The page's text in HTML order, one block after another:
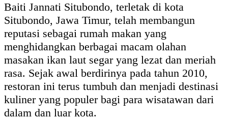
Baiti Jannati Situbondo, terletak di kota
Situbondo, Jawa Timur, telah membangun
reputasi sebagai rumah makan yang
menghidangkan berbagai macam olahan
masakan ikan laut segar yang lezat dan meriah
rasa. Sejak awal berdirinya pada tahun 2010,
restoran ini terus tumbuh dan menjadi destinasi
kuliner yang populer bagi para wisatawan dari
dalam dan luar kota.